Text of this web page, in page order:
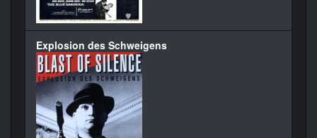
Explosion des Schweigens